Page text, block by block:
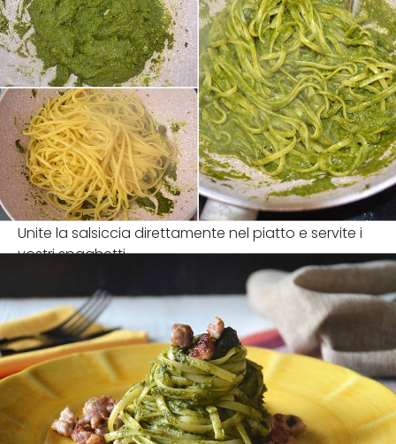
Unite la salsiccia direttamente nel piatto e servite i
vostri spaghetti.